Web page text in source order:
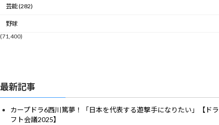
芸能 (282)
野球
(71,400)
最新記事
カープドラ6西川篤夢！「日本を代表する遊撃手になりたい」【ドラ
フト会議2025】